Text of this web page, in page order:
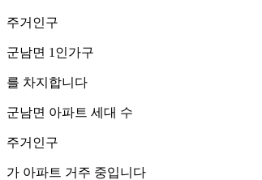
주거인구
군남면 1인가구
를 차지합니다
군남면 아파트 세대 수
주거인구
가 아파트 거주 중입니다